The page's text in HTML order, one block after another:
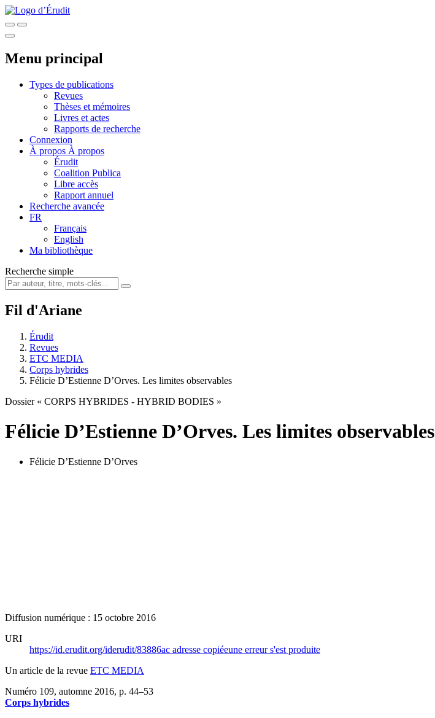
Menu principal
Types de publications
Revues
Thèses et mémoires
Livres et actes
Rapports de recherche
Connexion
À propos À propos
Érudit
Coalition Publica
Libre accès
Rapport annuel
Recherche avancée
FR
Français
English
Ma bibliothèque
Recherche simple
Fil d'Ariane
Érudit
Revues
ETC MEDIA
Corps hybrides
Félicie D’Estienne D’Orves. Les limites observables
Dossier « CORPS HYBRIDES - HYBRID BODIES »
Félicie D’Estienne D’Orves. Les limites observables
Félicie D’Estienne D’Orves
Diffusion numérique : 15 octobre 2016
URI
https://id.erudit.org/iderudit/83886ac adresse copiéeune erreur s'est produite
Un article de la revue ETC MEDIA
Numéro 109, automne 2016, p. 44–53
Corps hybrides